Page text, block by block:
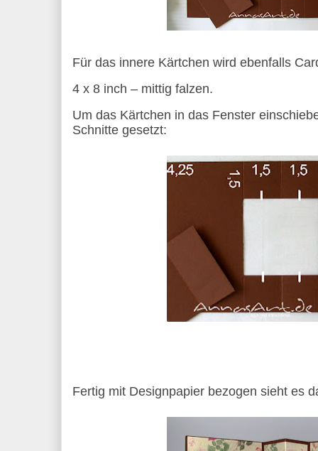
Für das innere Kärtchen wird ebenfalls
4 x 8 inch – mittig falzen.
Um das Kärtchen in das Fenster
Schnitte gesetzt:
Fertig mit Designpapier bezogen sieht es